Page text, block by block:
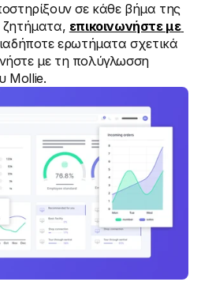
σε κάθε βήμα της
ζητήματα, επικοινωνήστε με
ερωτήματα σχετικά
με τη πολύγλωσση
Mollie.